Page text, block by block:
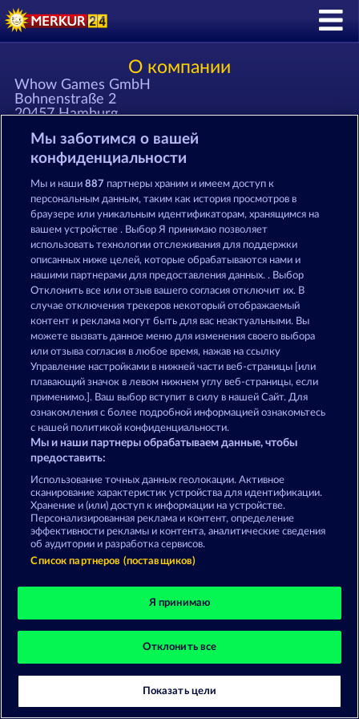
О компании
Whow Games GmbH
Bohnenstraße 2
20457 Hamburg
Электронная почта: support 'собака' merkur24
'точка' com
Телефон: +49 '0'40 609 4372 30
Факс: +49 '0'40 609 4372 31
Зарегистрировано в Amtsgericht Hamburg HRB
126 959
Директор: Giovanni Valeriota, Jaeyoung Choi
ИНН: DE294031346
Правила КОНФИДЕНЦИАЛЬНОСТЬ
О компании Компания ЧаВо
Facebook
Отправить Запрос об Отказе
Данный портал предназначен исключительно
для развлекательных целей и абсолютно не
влияет на потенциальный успех при игре на
©2026 Whow Games GmbH
Мы заботимся о вашей
конфиденциальности
Мы и наши887 партнеры храним и имеем доступ к
персональным данным, таким как история просмотров в
браузере или уникальным идентификаторам, хранящимся на
вашем устройстве . Выбор Я принимаю позволяет
использовать технологии отслеживания для поддержки
описанных ниже целей, которые обрабатываются нами и
нашими партнерами для предоставления данных. . Выбор
Отклонить все или отзыв вашего согласия отключит их. В
случае отключения трекеров некоторый отображаемый
контент и реклама могут быть для вас неактуальными. Вы
можете вызвать данное меню для изменения своего выбора
или отзыва согласия в любое время, нажав на ссылку
Управление настройками в нижней части веб-страницы [или
плавающий значок в левом нижнем углу веб-страницы, если
применимо.]. Ваш выбор вступит в силу в нашей Сайт. Для
ознакомления с более подробной информацией ознакомьтесь
с нашей политикой конфиденциальности.
Мы и наши партнеры обрабатываем данные, чтобы
предоставить:
Использование точных данных геолокации. Активное
сканирование характеристик устройства для идентификации.
Хранение и (или) доступ к информации на устройстве.
Персонализированная реклама и контент, определение
эффективности рекламы и контента, аналитические сведения
об аудитории и разработка сервисов.
Список партнеров (поставщиков)
Я принимаю
Отклонить все
Показать цели